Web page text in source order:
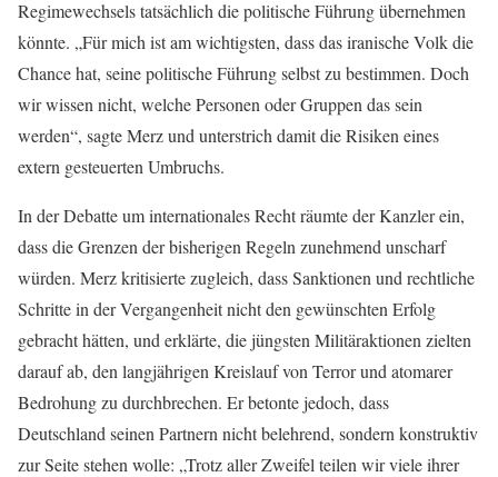
Regimewechsels tatsächlich die politische Führung übernehmen
könnte. „Für mich ist am wichtigsten, dass das iranische Volk die
Chance hat, seine politische Führung selbst zu bestimmen. Doch
wir wissen nicht, welche Personen oder Gruppen das sein
werden“, sagte Merz und unterstrich damit die Risiken eines
extern gesteuerten Umbruchs.
In der Debatte um internationales Recht räumte der Kanzler ein,
dass die Grenzen der bisherigen Regeln zunehmend unscharf
würden. Merz kritisierte zugleich, dass Sanktionen und rechtliche
Schritte in der Vergangenheit nicht den gewünschten Erfolg
gebracht hätten, und erklärte, die jüngsten Militäraktionen zielten
darauf ab, den langjährigen Kreislauf von Terror und atomarer
Bedrohung zu durchbrechen. Er betonte jedoch, dass
Deutschland seinen Partnern nicht belehrend, sondern konstruktiv
zur Seite stehen wolle: „Trotz aller Zweifel teilen wir viele ihrer